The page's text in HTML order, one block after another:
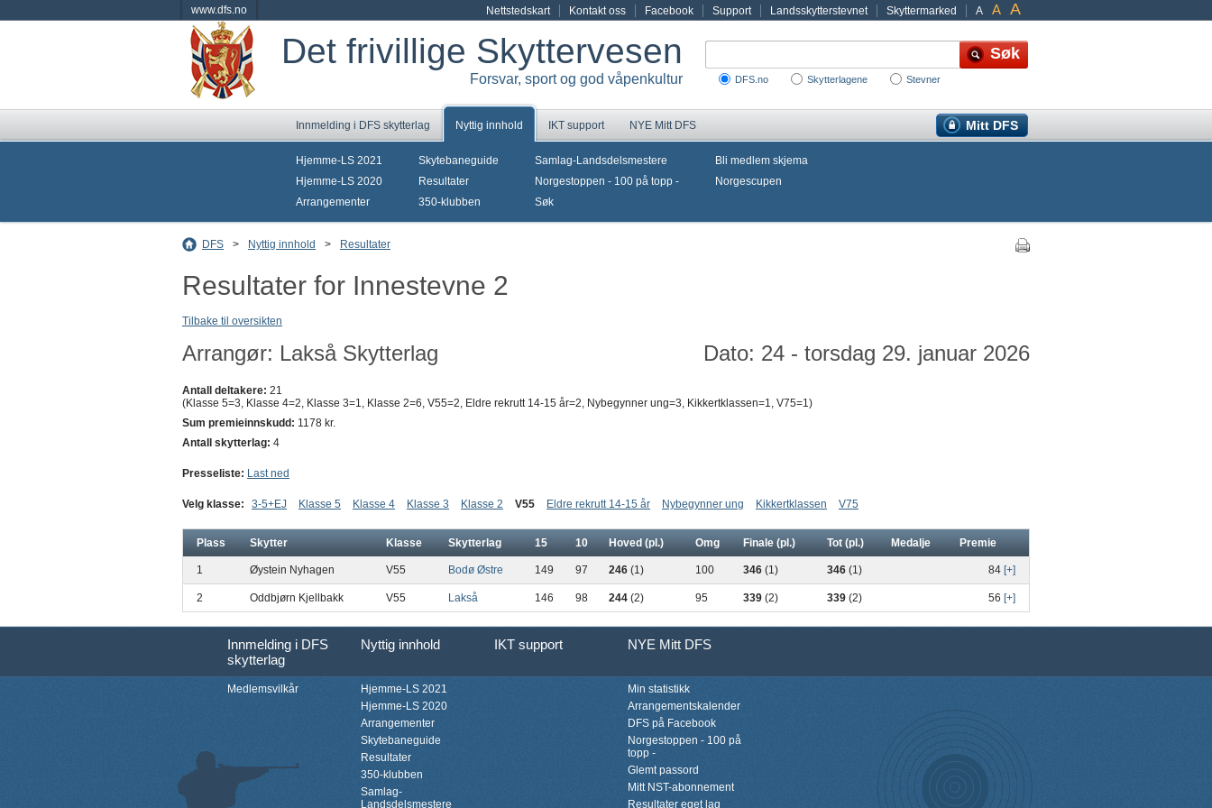
www.dfs.no A A A
Nettstedskart Kontakt oss Facebook Support Landsskytterstevnet Skyttermarked
Det frivillige Skyttervesen
Forsvar, sport og god våpenkultur DFS.no Skytterlagene Stevner
Innmelding i DFS skytterlag Nyttig innhold IKT support Mitt DFS
NYE Mitt DFS
Hjemme-LS 2021
Hjemme-LS 2020
Arrangementer
Skytebaneguide
Resultater
350-klubben
Samlag-Landsdelsmestere
Norgestoppen - 100 på topp -
Søk
Bli medlem skjema
Norgescupen
DFS > Nyttig innhold > Resultater
Resultater for Innestevne 2
Tilbake til oversikten
Arrangør: Lakså Skytterlag Dato: 24 - torsdag 29. januar 2026
Antall deltakere: 21
(Klasse 5=3, Klasse 4=2, Klasse 3=1, Klasse 2=6, V55=2, Eldre rekrutt 14-15 år=2, Nybegynner ung=3, Kikkertklassen=1, V75=1)
Sum premieinnskudd: 1178 kr.
Antall skytterlag: 4
Presseliste: Last ned
Velg klasse: 3-5+EJ Klasse 5 Klasse 4 Klasse 3 Klasse 2 V55 Eldre rekrutt 14-15 år Nybegynner ung Kikkertklassen V75
Plass Skytter Klasse Skytterlag 15 10 Hoved (pl.) Omg Finale (pl.) Tot (pl.) Medalje Premie
1 Øystein Nyhagen V55 Bodø Østre 149 97 246 (1) 100 346 (1) 346 (1) 84 [+]
2 Oddbjørn Kjellbakk V55 Lakså 146 98 244 (2) 95 339 (2) 339 (2) 56 [+]
Innmelding i DFS
skytterlag
Nyttig innhold IKT support NYE Mitt DFS
Medlemsvilkår
Hjemme-LS 2021
Hjemme-LS 2020
Arrangementer
Skytebaneguide
Resultater
350-klubben
Samlag-
Landsdelsmestere
Min statistikk
Arrangementskalender
DFS på Facebook
Norgestoppen - 100 på
topp -
Glemt passord
Mitt NST-abonnement
Resultater eget lag